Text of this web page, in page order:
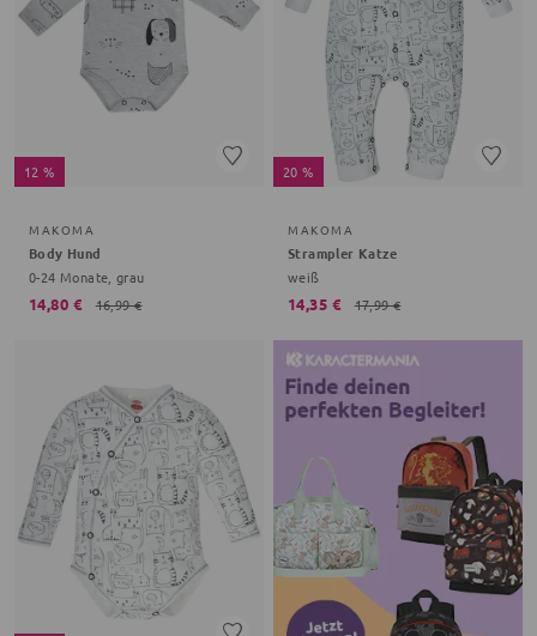
12 %
MAKOMA
Body Hund
0-24 Monate, grau
14,80 € 16,99 €
20 %
MAKOMA
Strampler Katze
weiß
14,35 € 17,99 €